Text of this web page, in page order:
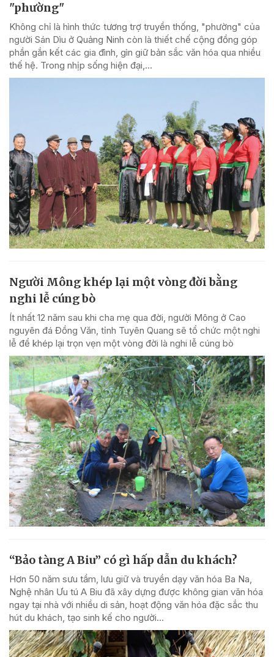
"phường"
Không chỉ là hình thức tương trợ truyền thống, "phường" của
người Sán Dìu ở Quảng Ninh còn là thiết chế cộng đồng góp
phần gắn kết các gia đình, gìn giữ bản sắc văn hóa qua nhiều
thế hệ. Trong nhịp sống hiện đại,...
Người Mông khép lại một vòng đời bằng
nghi lễ cúng bò
Ít nhất 12 năm sau khi cha mẹ qua đời, người Mông ở Cao
nguyên đá Đồng Văn, tỉnh Tuyên Quang sẽ tổ chức một nghi
lễ để khép lại trọn vẹn một vòng đời là nghi lễ cúng bò
“Bảo tàng A Biu” có gì hấp dẫn du khách?
Hơn 50 năm sưu tầm, lưu giữ và truyền dạy văn hóa Ba Na,
Nghệ nhân Ưu tú A Biu đã xây dựng được không gian văn hóa
ngay tại nhà với nhiều di sản, hoạt động văn hóa đặc sắc thu
hút du khách, tạo sinh kế cho người...